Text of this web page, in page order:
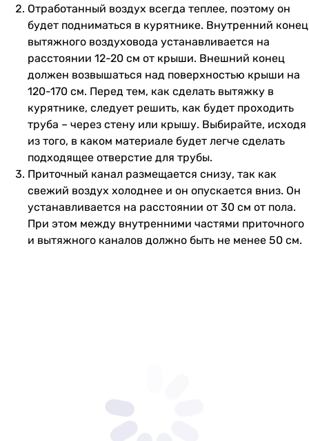
Отработанный воздух всегда теплее, поэтому он
будет подниматься в курятнике. Внутренний конец
вытяжного воздуховода устанавливается на
расстоянии 12-20 см от крыши. Внешний конец
должен возвышаться над поверхностью крыши на
120-170 см. Перед тем, как сделать вытяжку в
курятнике, следует решить, как будет проходить
труба – через стену или крышу. Выбирайте, исходя
из того, в каком материале будет легче сделать
подходящее отверстие для трубы.
Приточный канал размещается снизу, так как
свежий воздух холоднее и он опускается вниз. Он
устанавливается на расстоянии от 30 см от пола.
При этом между внутренними частями приточного
и вытяжного каналов должно быть не менее 50 см.